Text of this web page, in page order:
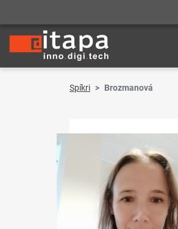
Spíkri Brozmanová